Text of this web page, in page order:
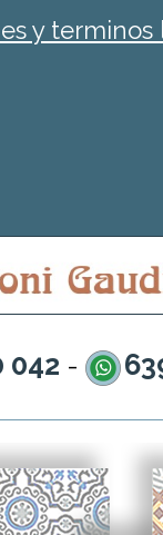
y terminos
042 -